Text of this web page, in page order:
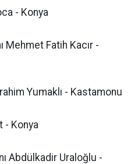
- Konya
Mehmet Fatih Kacır -
Yumaklı - Kastamonu
- Konya
Abdülkadir Uraloğlu -